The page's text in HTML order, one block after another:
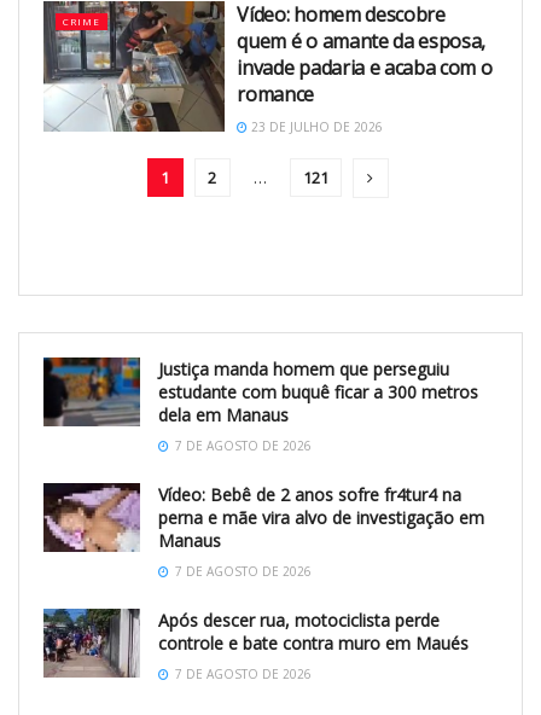
CRIME
Vídeo: homem descobre
quem é o amante da esposa,
invade padaria e acaba com o
romance
23 DE JULHO DE 2026
1 2 … 121
Justiça manda homem que perseguiu
estudante com buquê ficar a 300 metros
dela em Manaus
7 DE AGOSTO DE 2026
Vídeo: Bebê de 2 anos sofre fr4tur4 na
perna e mãe vira alvo de investigação em
Manaus
7 DE AGOSTO DE 2026
Após descer rua, motociclista perde
controle e bate contra muro em Maués
7 DE AGOSTO DE 2026